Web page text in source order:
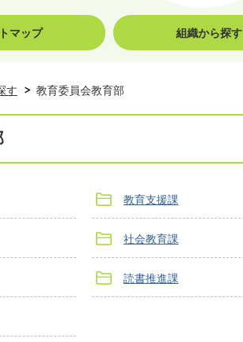
マップ 組織から探す
す 教育委員会教育部
教育支援課
社会教育課
読書推進課